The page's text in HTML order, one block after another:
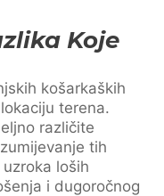
Koje
košarkaških
terena.
različite
tih
loših
i dugoročnog